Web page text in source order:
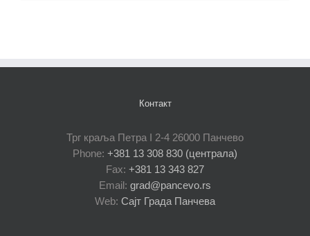
Контакт
Трг краља Петра I 2-4 26000 Панчево
Phone: +381 13 308 830 (централа)
Fax: +381 13 343 827
Email: grad@pancevo.rs
Web: Сајт Града Панчева